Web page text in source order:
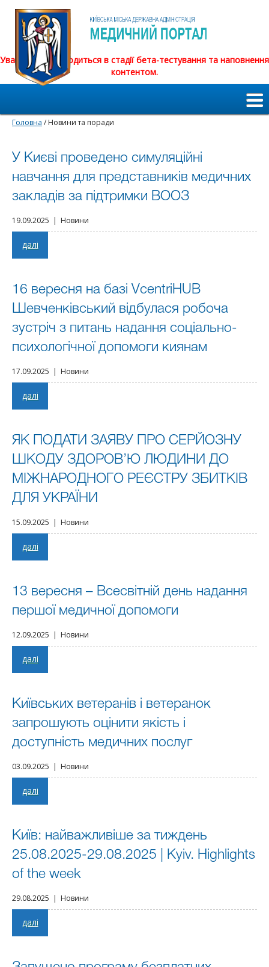
Увага! Сайт знаходиться в стадії бета-тестування та наповнення
контентом.
Головна / Новини та поради
У Києві проведено симуляційні
навчання для представників медичних
закладів за підтримки ВООЗ
19.09.2025 | Новини
далі
16 вересня на базі VcentriHUB
Шевченківський відбулася робоча
зустріч з питань надання соціально-
психологічної допомоги киянам
17.09.2025 | Новини
далі
ЯК ПОДАТИ ЗАЯВУ ПРО СЕРЙОЗНУ
ШКОДУ ЗДОРОВ’Ю ЛЮДИНИ ДО
МІЖНАРОДНОГО РЕЄСТРУ ЗБИТКІВ
ДЛЯ УКРАЇНИ
15.09.2025 | Новини
далі
13 вересня – Всесвітній день надання
першої медичної допомоги
12.09.2025 | Новини
далі
Київських ветеранів і ветеранок
запрошують оцінити якість і
доступність медичних послуг
03.09.2025 | Новини
далі
Київ: найважливіше за тиждень
25.08.2025-29.08.2025 | Kyiv. Highlights
of the week
29.08.2025 | Новини
далі